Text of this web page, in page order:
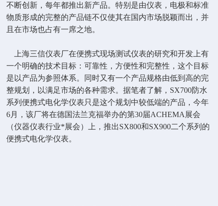
不断创新，每年都推出新产品。特别是由仪表，电极和标准
物质形成的完整的产品链不仅使其在国内市场脱颖而出，并
且在市场也占有一席之地。
上海三信仪表厂在便携式现场测试仪表的研究和开发上有
一个明确的技术目标：可靠性，方便性和完整性，这个目标
是以产品为参照体系。同时又有一个产品规格由低到高的完
整规划，以满足市场的各种需求。据笔者了解， SX700防水
系列便携式电化学仪表只是这个规划中较低端的产品，今年
6月，该厂将在德国法兰克福举办的第30届ACHEMA 展会
（仪器仪表行业*展会）上，推出SX800和SX900二个系列的
便携式电化学仪表。